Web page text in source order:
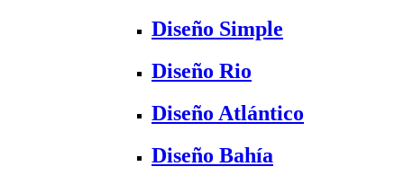
Diseño Simple
Diseño Rio
Diseño Atlántico
Diseño Bahía